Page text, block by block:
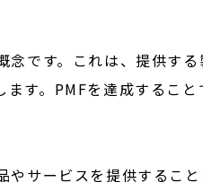
です。これは、提供する
す。PMFを達成すること
サービスを提供すること